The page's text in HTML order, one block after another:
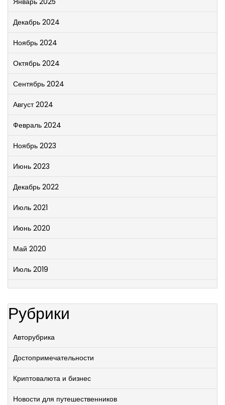
Декабрь 2024
Ноябрь 2024
Октябрь 2024
Сентябрь 2024
Август 2024
Февраль 2024
Ноябрь 2023
Июнь 2023
Декабрь 2022
Июль 2021
Июнь 2020
Май 2020
Июль 2019
Рубрики
Авторубрика
Достопримечательности
Криптовалюта и бизнес
Новости для путешественников